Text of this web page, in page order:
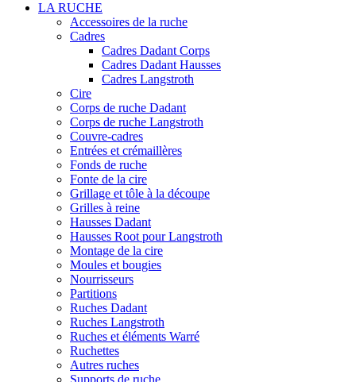
LA RUCHE
Accessoires de la ruche
Cadres
Cadres Dadant Corps
Cadres Dadant Hausses
Cadres Langstroth
Cire
Corps de ruche Dadant
Corps de ruche Langstroth
Couvre-cadres
Entrées et crémaillères
Fonds de ruche
Fonte de la cire
Grillage et tôle à la découpe
Grilles à reine
Hausses Dadant
Hausses Root pour Langstroth
Montage de la cire
Moules et bougies
Nourrisseurs
Partitions
Ruches Dadant
Ruches Langstroth
Ruches et éléments Warré
Ruchettes
Autres ruches
Supports de ruche